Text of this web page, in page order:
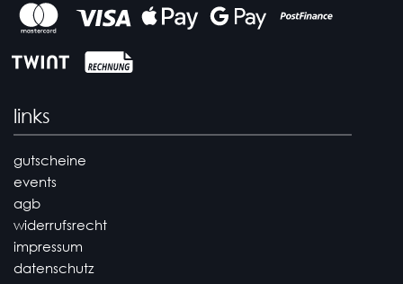
links
gutscheine
events
agb
widerrufsrecht
impressum
datenschutz